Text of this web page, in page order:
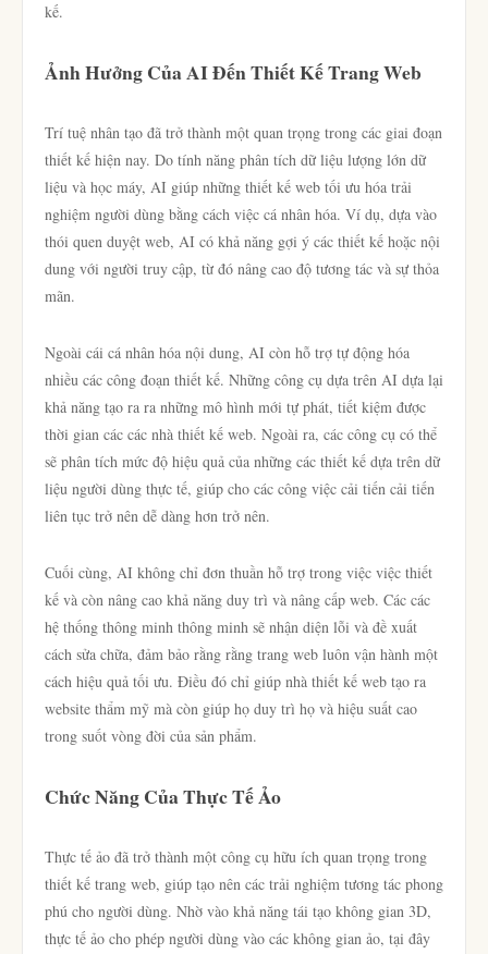
kế.
Ảnh Hưởng Của AI Đến Thiết Kế Trang Web
Trí tuệ nhân tạo đã trở thành một quan trọng trong các giai đoạn
thiết kế hiện nay. Do tính năng phân tích dữ liệu lượng lớn dữ
liệu và học máy, AI giúp những thiết kế web tối ưu hóa trải
nghiệm người dùng bằng cách việc cá nhân hóa. Ví dụ, dựa vào
thói quen duyệt web, AI có khả năng gợi ý các thiết kế hoặc nội
dung với người truy cập, từ đó nâng cao độ tương tác và sự thỏa
mãn.
Ngoài cái cá nhân hóa nội dung, AI còn hỗ trợ tự động hóa
nhiều các công đoạn thiết kế. Những công cụ dựa trên AI dựa lại
khả năng tạo ra ra những mô hình mới tự phát, tiết kiệm được
thời gian các các nhà thiết kế web. Ngoài ra, các công cụ có thể
sẽ phân tích mức độ hiệu quả của những các thiết kế dựa trên dữ
liệu người dùng thực tế, giúp cho các công việc cải tiến cải tiến
liên tục trở nên dễ dàng hơn trở nên.
Cuối cùng, AI không chỉ đơn thuần hỗ trợ trong việc việc thiết
kế và còn nâng cao khả năng duy trì và nâng cấp web. Các các
hệ thống thông minh thông minh sẽ nhận diện lỗi và đề xuất
cách sửa chữa, đảm bảo rằng rằng trang web luôn vận hành một
cách hiệu quả tối ưu. Điều đó chỉ giúp nhà thiết kế web tạo ra
website thẩm mỹ mà còn giúp họ duy trì họ và hiệu suất cao
trong suốt vòng đời của sản phẩm.
Chức Năng Của Thực Tế Ảo
Thực tế ảo đã trở thành một công cụ hữu ích quan trọng trong
thiết kế trang web, giúp tạo nên các trải nghiệm tương tác phong
phú cho người dùng. Nhờ vào khả năng tái tạo không gian 3D,
thực tế ảo cho phép người dùng vào các không gian ảo, tại đây